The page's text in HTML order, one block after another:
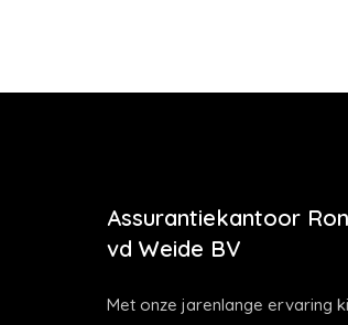
Assurantiekantoor
vd Weide BV
Met onze jarenlange ervaring